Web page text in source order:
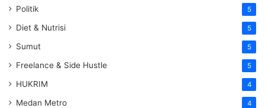
Politik 5
Diet & Nutrisi 5
Sumut 5
Freelance & Side Hustle 5
HUKRIM 4
Medan Metro 4